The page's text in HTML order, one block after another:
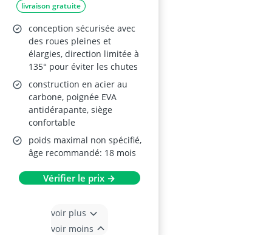
livraison gratuite
conception sécurisée avec
des roues pleines et
élargies, direction limitée à
135° pour éviter les chutes
construction en acier au
carbone, poignée EVA
antidérapante, siège
confortable
poids maximal non spécifié,
âge recommandé: 18 mois
Vérifier le prix →
voir plus
voir moins